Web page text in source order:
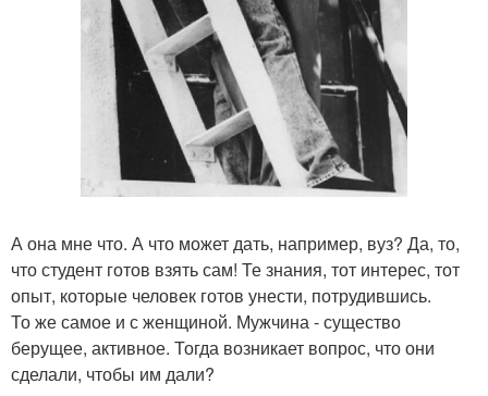
А она мне что. А что может дать, например, вуз? Да, то,
что студент готов взять сам! Те знания, тот интерес, тот
опыт, которые человек готов унести, потрудившись.
То же самое и с женщиной. Мужчина - существо
берущее, активное. Тогда возникает вопрос, что они
сделали, чтобы им дали?